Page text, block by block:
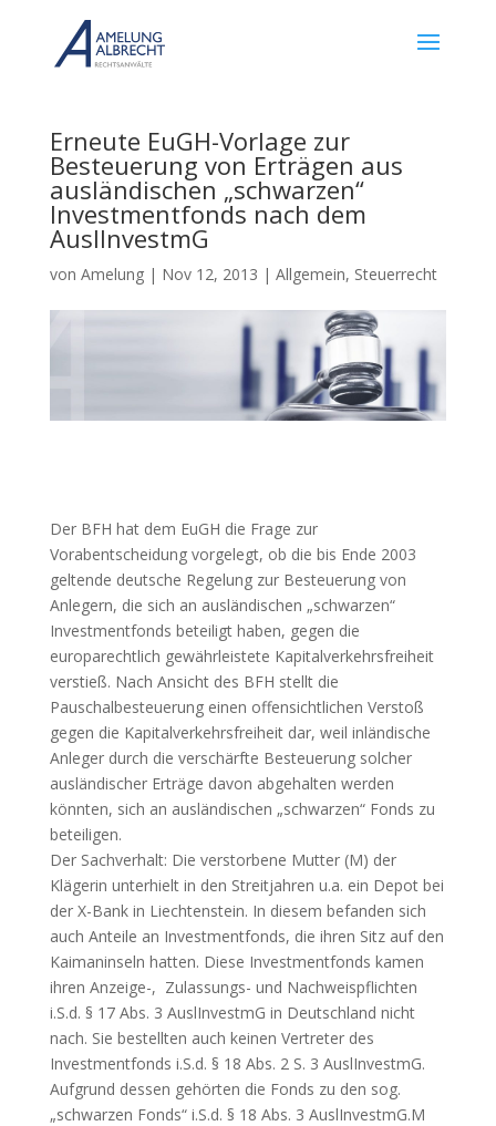
Erneute EuGH-Vorlage zur
Besteuerung von Erträgen aus
ausländischen „schwarzen“
Investmentfonds nach dem
AuslInvestmG
von Amelung| Nov 12, 2013 | Allgemein, Steuerrecht
Der BFH hat dem EuGH die Frage zur
Vorabentscheidung vorgelegt, ob die bis Ende 2003
geltende deutsche Regelung zur Besteuerung von
Anlegern, die sich an ausländischen „schwarzen“
Investmentfonds beteiligt haben, gegen die
europarechtlich gewährleistete Kapitalverkehrsfreiheit
verstieß. Nach Ansicht des BFH stellt die
Pauschalbesteuerung einen offensichtlichen Verstoß
gegen die Kapitalverkehrsfreiheit dar, weil inländische
Anleger durch die verschärfte Besteuerung solcher
ausländischer Erträge davon abgehalten werden
könnten, sich an ausländischen „schwarzen“ Fonds zu
beteiligen.
Der Sachverhalt: Die verstorbene Mutter (M) der
Klägerin unterhielt in den Streitjahren u.a. ein Depot bei
der X-Bank in Liechtenstein. In diesem befanden sich
auch Anteile an Investmentfonds, die ihren Sitz auf den
Kaimaninseln hatten. Diese Investmentfonds kamen
ihren Anzeige-, Zulassungs- und Nachweispflichten
i.S.d. § 17 Abs. 3 AuslInvestmG in Deutschland nicht
nach. Sie bestellten auch keinen Vertreter des
Investmentfonds i.S.d. § 18 Abs. 2 S. 3 AuslInvestmG.
Aufgrund dessen gehörten die Fonds zu den sog.
„schwarzen Fonds“ i.S.d. § 18 Abs. 3 AuslInvestmG.M